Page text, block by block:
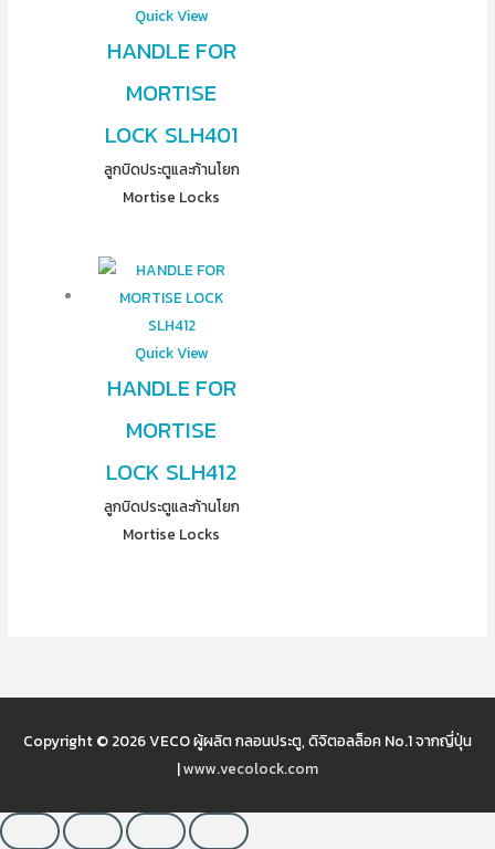
Quick View
HANDLE FOR
MORTISE
LOCK SLH401
ลูกบิดประตูและก้านโยก
Mortise Locks
Quick View
HANDLE FOR
MORTISE
LOCK SLH412
ลูกบิดประตูและก้านโยก
Mortise Locks
Copyright © 2026VECO ผู้ผลิต กลอนประตู, ดิจิตอลล็อค No.1 จากญี่ปุ่น
|www.vecolock.com